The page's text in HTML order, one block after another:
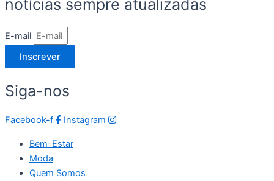
notícias sempre atualizadas
E-mail
Inscrever
Siga-nos
Facebook-f Instagram
Bem-Estar
Moda
Quem Somos